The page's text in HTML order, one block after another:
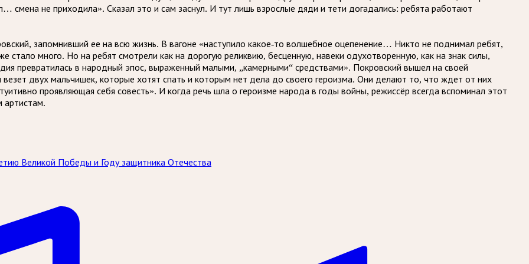
не приходила». Сказал это и сам заснул. И тут лишь взрослые дяди и тети догадались: ребята работают
запомнивший ее на всю жизнь. В вагоне «наступило какое-то волшебное оцепенение… Никто не поднимал ребят,
стало много. Но на ребят смотрели как на дорогую реликвию, бесценную, навеки одухотворенную, как на знак силы,
превратилась в народный эпос, выраженный малыми, „камерными“ средствами». Покровский вышел на своей
двух мальчишек, которые хотят спать и которым нет дела до своего героизма. Они делают то, что ждет от них
проявляющая себя совесть». И когда речь шла о героизме народа в годы войны, режиссёр всегда вспоминал этот
артистам.
Великой Победы и Году защитника Отечества